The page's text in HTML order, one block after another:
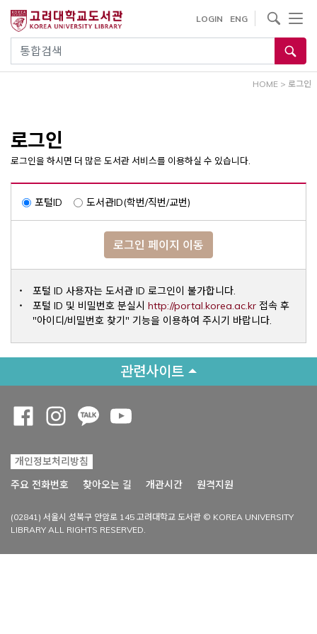
건
통합검색
LOGIN ENG
사이트내 검색
HOME > 로그인
로그인
로그인을 하시면 더 많은 도서관 서비스를 이용하실 수 있습니다.
포털ID 도서관ID(학번/직번/교번)
로그인 페이지 이동
포털 ID 사용자는 도서관 ID 로그인이 불가합니다.
포털 ID 및 비밀번호 분실시 http://portal.korea.ac.krOpens a
접속 후
"아이디/비밀번호 찾기" 기능을 이용하여 주시기 바랍니다.
관련사이트
개인정보처리방침
주요 전화번호
찾아오는 길 개관시간 원격지원
(02841) 서울시 성북구 안암로 145 고려대학교 도서관 © KOREA UNIVERSITY
LIBRARY ALL RIGHTS RESERVED.
Opens a new window
Opens a new window
Opens a new window